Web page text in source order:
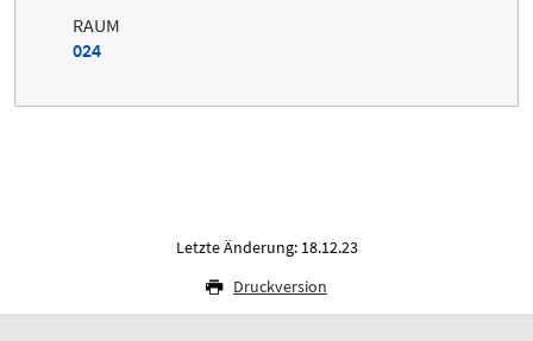
RAUM
024
Letzte Änderung: 18.12.23
Druckversion